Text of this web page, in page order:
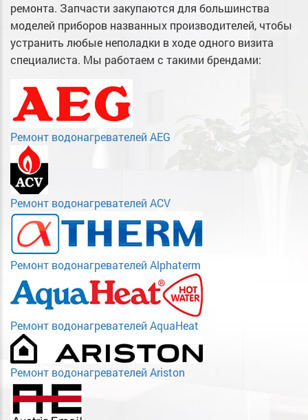
ремонта. Запчасти закупаются для большинства
моделей приборов названных производителей, чтобы
устранить любые неполадки в ходе одного визита
специалиста. Мы работаем с такими брендами:
Ремонт водонагревателей AEG
Ремонт водонагревателей ACV
Ремонт водонагревателей Alphaterm
Ремонт водонагревателей AquaHeat
Ремонт водонагревателей Ariston